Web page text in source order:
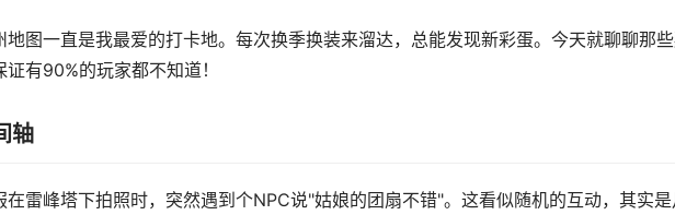
图一直是我最爱的打卡地。每次换季换装来溜达，总能发现新彩蛋。今天就聊聊那
有90%的玩家都不知道！
轴
雷峰塔下拍照时，突然遇到个NPC说"姑娘的团扇不错"。这看似随机的互动，其实是